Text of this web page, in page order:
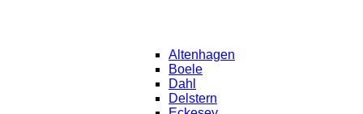
Altenhagen
Boele
Dahl
Delstern